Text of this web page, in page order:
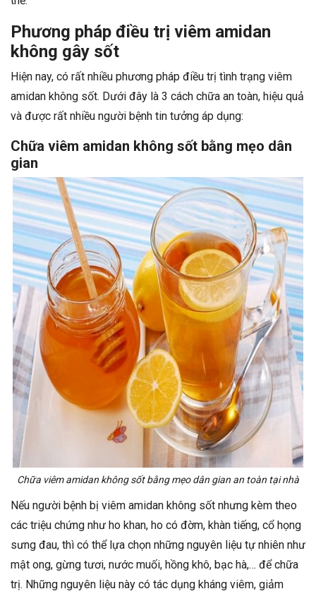
Phương pháp điều trị viêm amidan
không gây sốt
Hiện nay, có rất nhiều phương pháp điều trị tình trạng viêm
amidan không sốt. Dưới đây là 3 cách chữa an toàn, hiệu quả
và được rất nhiều người bệnh tin tưởng áp dụng:
Chữa viêm amidan không sốt bằng mẹo dân
gian
Chữa viêm amidan không sốt bằng mẹo dân gian an toàn tại nhà
Nếu người bệnh bị viêm amidan không sốt nhưng kèm theo
các triệu chứng như ho khan, ho có đờm, khàn tiếng, cổ họng
sưng đau, thì có thể lựa chọn những nguyên liệu tự nhiên như
mật ong, gừng tươi, nước muối, hồng khô, bạc hà,… để chữa
trị. Những nguyên liệu này có tác dụng kháng viêm, giảm